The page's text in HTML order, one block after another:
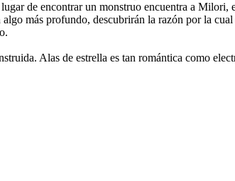
de encontrar un monstruo encuentra a
más profundo, descubrirán la razón por la
Alas de estrella es tan romántica como